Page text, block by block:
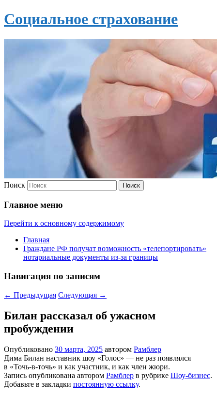
Социальное страхование
Поиск
Главное меню
Перейти к основному содержимому
Главная
Граждане РФ получат возможность «телепортировать»
нотариальные документы из-за границы
Навигация по записям
← Предыдущая Следующая →
Билан рассказал об ужасном
пробуждении
Опубликовано 30 марта, 2025 автором Рамблер
Дима Билан наставник шоу «Голос» — не раз появлялся
в «Точь-в-точь» и как участник, и как член жюри.
Запись опубликована автором Рамблер в рубрике Шоу-бизнес.
Добавьте в закладки постоянную ссылку.